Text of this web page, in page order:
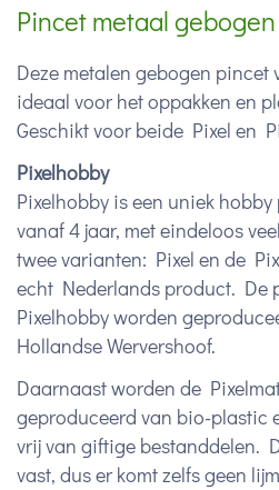
Pincet metaal
Deze metalen gebogen
ideaal voor het oppakken en
Geschikt voor beide Pixel en
Pixelhobby
Pixelhobby is een uniek
vanaf 4 jaar, met eindeloos
twee varianten: Pixel en de
echt Nederlands product. De
Pixelhobby worden
Hollandse Wervershoof.
Daarnaast worden de
geproduceerd van bio-plastic
vrij van giftige bestanddelen.
vast, dus er komt zelfs geen